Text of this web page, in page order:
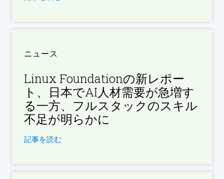
ニュース
Linux Foundationの新レポー
ト、日本でAI人材需要が急増す
る一方、フルスタックのスキル
不足が明らかに
記事を読む